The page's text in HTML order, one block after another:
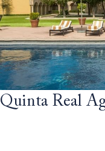
Quinta Real